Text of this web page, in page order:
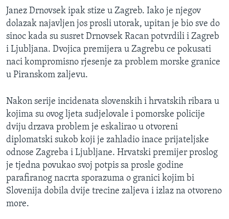
na
pretraguBOSNA I HERCEGOVINA
SVIJET
SPECIJALNI PROJEKTI
KORUPCIJA
SLOBODA MEDIJA
ŽENSKA STRANA
MAGAZIN
O GLASU AMERIKE
Learning English
PRATITE NAS
Janez Drnovsek ipak stize u Zagreb. Iako je njegov
dolazak najavljen jos prosli utorak, upitan je bio sve do
sinoc kada su susret Drnovsek Racan potvrdili i Zagreb
i Ljubljana. Dvojica premijera u Zagrebu ce pokusati
naci kompromisno rjesenje za problem morske granice
u Piranskom zaljevu.
Nakon serije incidenata slovenskih i hrvatskih ribara u
kojima su ovog ljeta sudjelovale i pomorske policije
dviju drzava problem je eskalirao u otvoreni
diplomatski sukob koji je zahladio inace prijateljske
odnose Zagreba i Ljubljane. Hrvatski premijer proslog
je tjedna povukao svoj potpis sa prosle godine
parafiranog nacrta sporazuma o granici kojim bi
Slovenija dobila dvije trecine zaljeva i izlaz na otvoreno
more.